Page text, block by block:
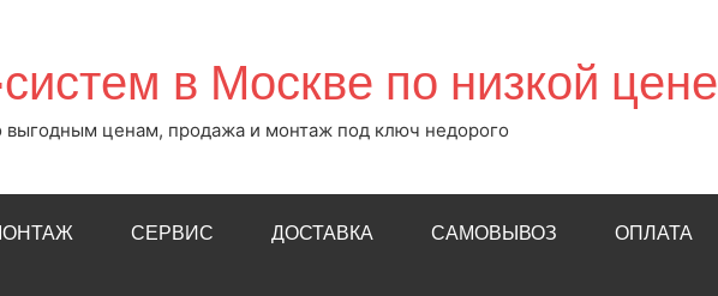
в Москве по низкой цене
выгодным ценам, продажа и монтаж под ключ недорого
СЕРВИС ДОСТАВКА САМОВЫВОЗ ОПЛАТА